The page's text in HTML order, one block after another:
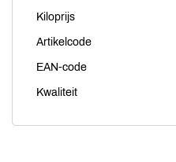
Kiloprijs
Artikelcode
EAN-code
Kwaliteit